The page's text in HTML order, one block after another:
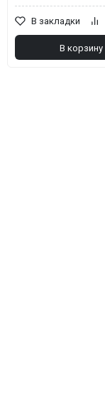
В закладки
В корзину